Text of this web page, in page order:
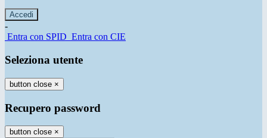
-
Entra con SPID Entra con CIE
Seleziona utente
button close ×
Recupero password
button close ×